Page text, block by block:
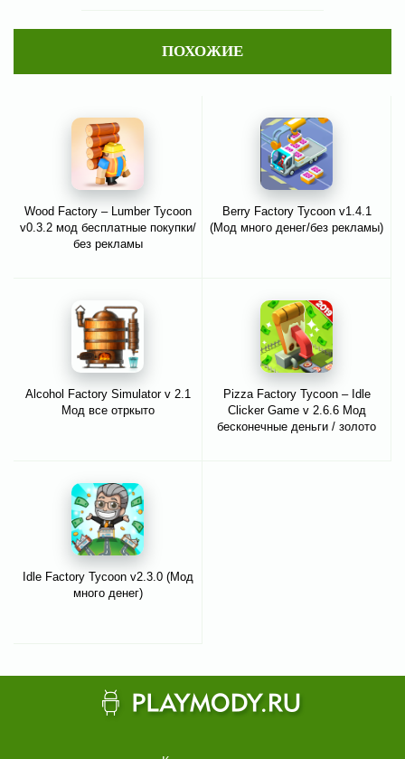
ПОХОЖИЕ
Wood Factory – Lumber Tycoon
v0.3.2 мод бесплатные покупки/
без рекламы
Berry Factory Tycoon v1.4.1
(Мод много денег/без рекламы)
Alcohol Factory Simulator v 2.1
Мод все отркыто
Pizza Factory Tycoon – Idle
Clicker Game v 2.6.6 Мод
бесконечные деньги / золото
Idle Factory Tycoon v2.3.0 (Мод
много денег)